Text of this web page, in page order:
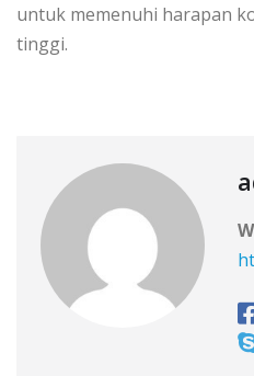
untuk memenuhi harapan
tinggi.